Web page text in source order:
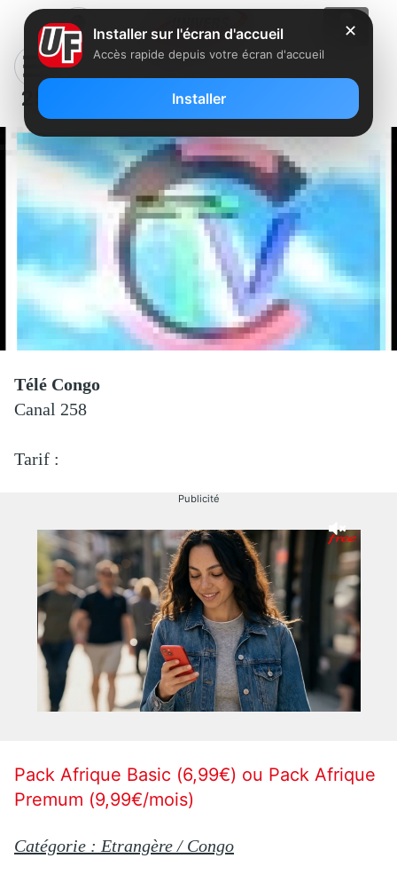
258 – Télé Congo
Télé Congo
Canal 258
Tarif :
Publicité
Pack Afrique Basic (6,99€) ou Pack Afrique
Premum (9,99€/mois)
Catégorie : Etrangère / Congo
✕
Installer sur l'écran d'accueil
Accès rapide depuis votre écran d'accueil
Installer